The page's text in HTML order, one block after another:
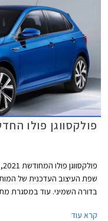
פולקסווגן פולו החדשה 2021 זוכה
שפת העיצוב העדכנית של
בדורה השמיני. עוד במסגרת
קרא עוד